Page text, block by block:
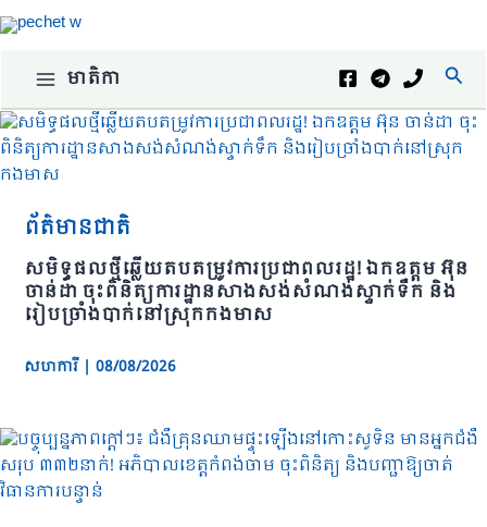
Skip
to
មាតិកា
ព័ត៌មានជាតិ
សមិទ្ធផលថ្មីឆ្លើយតបតម្រូវការប្រជាពលរដ្ឋ! ឯកឧត្តម អ៊ុន
ចាន់ដា ចុះពិនិត្យការដ្ឋានសាងសង់សំណង់ស្ទាក់ទឹក និង
រៀបច្រាំងបាក់នៅស្រុកកងមាស
សហការី | 08/08/2026